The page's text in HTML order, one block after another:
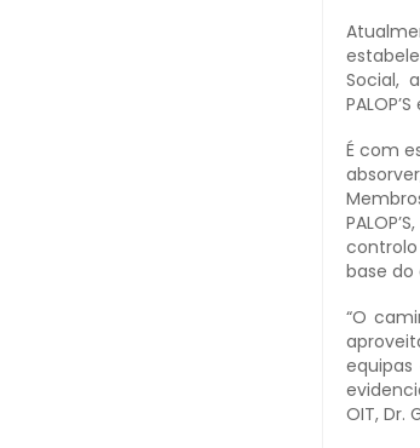
Social,
É com
base do
“O
OIT, Dr.